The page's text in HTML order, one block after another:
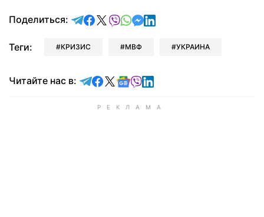
Поделиться: отправить в Telegram
поделиться в Facebook
поделиться в X
отправить в Viber
отправить в Whatsapp
отправить в Messenger
отправить в LinkedIn
Теги: КРИЗИС МВФ УКРАИНА
Читайте нас в: Читайте в Telegram
Читайте в Facebook
Читайте в X
Читайте в Google news
Читайте в Viber
Читайте в LinkedIn